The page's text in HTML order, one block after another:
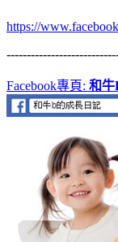
https://
Facebook專頁: 和牛